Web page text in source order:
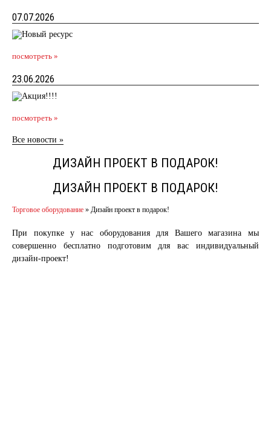
07.07.2026
посмотреть »
23.06.2026
посмотреть »
Все новости »
ДИЗАЙН ПРОЕКТ В ПОДАРОК!
ДИЗАЙН ПРОЕКТ В ПОДАРОК!
Торговое оборудование » Дизайн проект в подарок!
При покупке у нас оборудования для Вашего магазина мы
совершенно бесплатно подготовим длявас индивидуальный
дизайн-проект!